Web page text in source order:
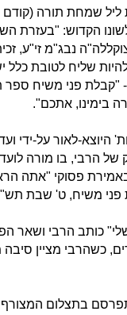
ליל שמחת תורה
הקדוש: "בעזרת
נבג"מ זי"ע,
שליח לטובת כלל
"קבלת פני משיח ספר
בימינו, אתכם".
היוצא-לאור על-ידי
של הרבי, בו מורה
פסוקי "אתה
פני משיח, ט' שבת
" כותב הרבי ושאר
כשהרבי מציין
בתצלום המצורף